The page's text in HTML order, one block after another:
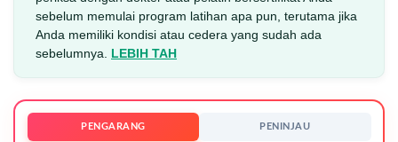
sebelum memulai program latihan apa pun, terutama jika
Anda memiliki kondisi atau cedera yang sudah ada
sebelumnya. LEBIH TAH
PENGARANG PENINJAU